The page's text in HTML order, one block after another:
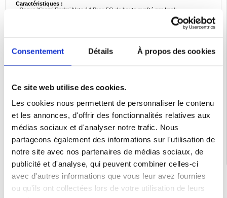
Consentement Détails À propos des cookies
Ce site web utilise des cookies.
Les cookies nous permettent de personnaliser le contenu
et les annonces, d'offrir des fonctionnalités relatives aux
médias sociaux et d'analyser notre trafic. Nous
partageons également des informations sur l'utilisation de
notre site avec nos partenaires de médias sociaux, de
publicité et d'analyse, qui peuvent combiner celles-ci
avec d'autres informations que vous leur avez fournies
ou qu'ils ont collectées lors de votre utilisation de leurs
Caractéristiques :
- Coque Xiaomi Redmi Note 14 Pro+ 5G de haute qualité par Imak
- Protège les coins, les bords et l'arrière de votre téléphone sans
encombrement supplémentaire, résistant aux chutes et aux chocs
- Le design hautement transparent montre la perfection et la beauté originales
- Fournit une protection contre la saleté, les bosses et les chutes pour votre
Xiaomi Redmi Note 14 Pro+ 5G
EAN: 5714122498625
Catégories associées:
Accessoires téléphone,Coque & Accessoires Xiaomi ,
Xiaomi Redmi Note 14 Pro+ 5G Coque & Accessoires
LIVRAISON RAPIDE
7 % DE RÉDUCTION